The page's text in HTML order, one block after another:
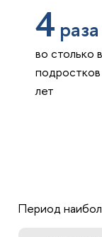
4 раза
во столько
лет
Период